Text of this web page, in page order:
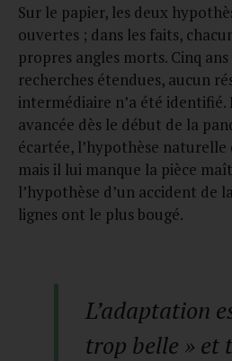
Sur le papier, les deux
ouvertes ; dans les faits,
propres angles morts. Cinq
recherches étendues, aucun
intermédiaire n’a été
avancée dès le début de la
écartée, l’hypothèse
mais il lui manque la pièce
l’hypothèse d’un accident de
lignes ont le plus bougé.
L’adaptation
trop belle » et